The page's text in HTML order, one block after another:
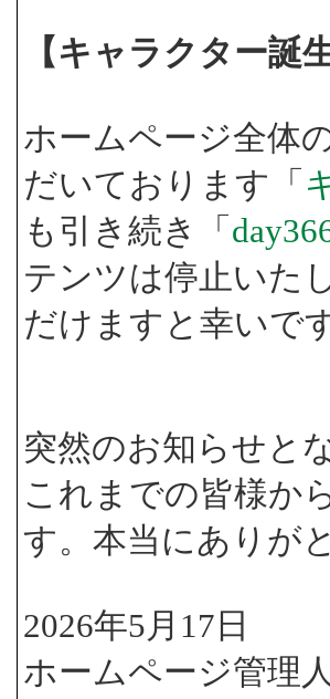
【キャラクター誕
ホームページ全体
だいております「
も引き続き「
テンツは停止いた
だけますと幸いです
突然のお知らせと
これまでの皆様か
す。本当にありが
2026年5月17日
ホームページ管理人